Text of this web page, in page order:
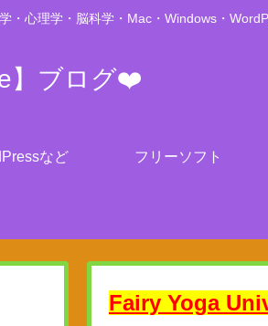
・心理学・脳科学・Mac・Windows・
】ブログ❤️
など フリーソフト
Fairy Yoga